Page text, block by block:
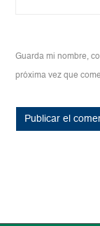
Guarda mi nombre,
próxima vez que